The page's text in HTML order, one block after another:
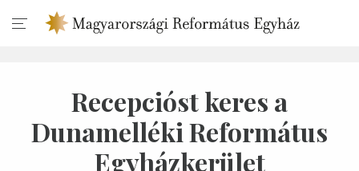
Recepcióst keres a
Dunamelléki Református
Egyházkerület